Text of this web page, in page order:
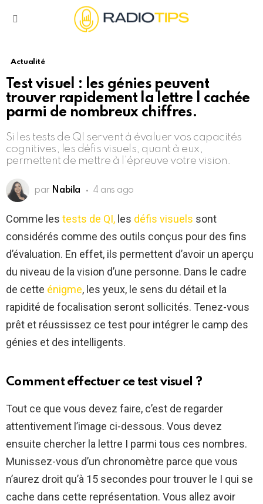
Actualité
Test visuel : les génies peuvent
trouver rapidement la lettre l cachée
parmi de nombreux chiffres.
Si les tests de QI servent à évaluer vos capacités
cognitives, les défis visuels, quant à eux,
permettent de mettre à l’épreuve votre vision.
par Nabila 4 ans ago
Comme les tests de QI, les défis visuels sont
considérés comme des outils conçus pour des fins
d’évaluation. En effet, ils permettent d’avoir un aperçu
du niveau de la vision d’une personne. Dans le cadre
de cette énigme, les yeux, le sens du détail et la
rapidité de focalisation seront sollicités. Tenez-vous
prêt et réussissez ce test pour intégrer le camp des
génies et des intelligents.
Comment effectuer ce test visuel ?
Tout ce que vous devez faire, c’est de regarder
attentivement l’image ci-dessous. Vous devez
ensuite chercher la lettre I parmi tous ces nombres.
Munissez-vous d’un chronomètre parce que vous
n’aurez droit qu’à 15 secondes pour trouver le I qui se
cache dans cette représentation. Vous allez avoir